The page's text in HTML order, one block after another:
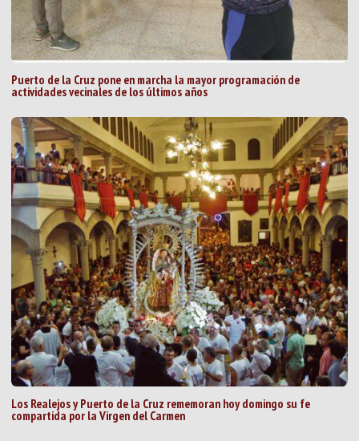
Puerto de la Cruz pone en marcha la mayor programación de
actividades vecinales de los últimos años
Los Realejos y Puerto de la Cruz rememoran hoy domingo su fe
compartida por la Virgen del Carmen